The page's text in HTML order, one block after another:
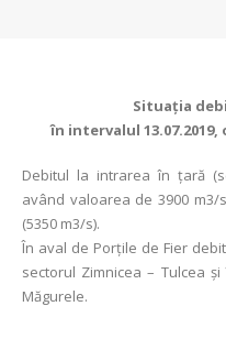
Situaţia
în intervalul 13.07.2019,
Debitul la intrarea în ţară
având valoarea de 3900
(5350 m3/s).
În aval de Porţile de Fier
sectorul Zimnicea – Tulcea
Măgurele.